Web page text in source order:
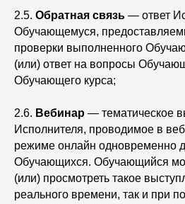
2.5. Обратная связь — ответ
Обучающемуся,
проверки выполненного
(или) ответ на вопросы
Обучающего курса;
2.6. Вебинар — тематическое
Исполнителя, проводимое в
режиме онлайн одновременно
Обучающихся. Обучающийся
(или) просмотреть такое
реального времени, так и при